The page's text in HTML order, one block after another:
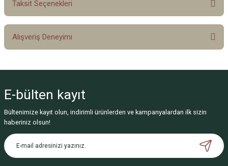
Ürün hakkında henüz soru sorulmamış.
Taksit Seçenekleri
Alışveriş Deneyimi
Deneyimini Paylaş
E-bülten kayıt
Bültenimize kayıt olun, indirimli ürünlerden ve kampanyalardan ilk sizin
haberiniz olsun!